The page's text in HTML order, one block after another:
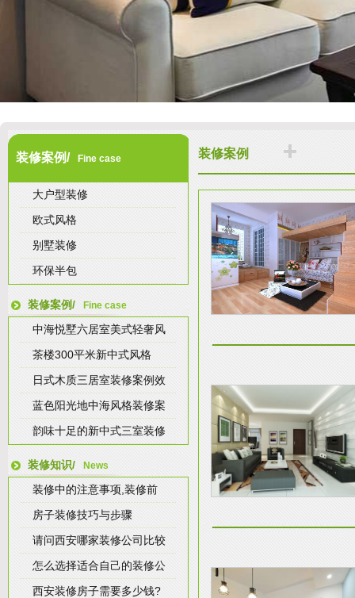
装修案例/ Fine case
大户型装修
欧式风格
别墅装修
环保半包
装修案例/ Fine case
中海悦墅六居室美式轻奢风
茶楼300平米新中式风格
日式木质三居室装修案例效
蓝色阳光地中海风格装修案
韵味十足的新中式三室装修
装修知识/ News
装修中的注意事项,装修前
房子装修技巧与步骤
请问西安哪家装修公司比较
怎么选择适合自己的装修公
西安装修房子需要多少钱?
装修案例